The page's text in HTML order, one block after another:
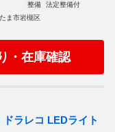
整備
法定整備付
ま市岩槻区
・在庫確認
ラレコ LEDライト